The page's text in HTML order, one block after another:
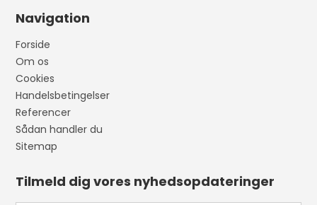
Navigation
Forside
Om os
Cookies
Handelsbetingelser
Referencer
Sådan handler du
Sitemap
Tilmeld dig vores nyhedsopdateringer